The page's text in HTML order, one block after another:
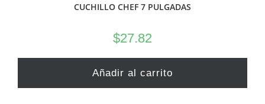
CUCHILLO CHEF 7 PULGADAS
$27.82
Añadir al carrito